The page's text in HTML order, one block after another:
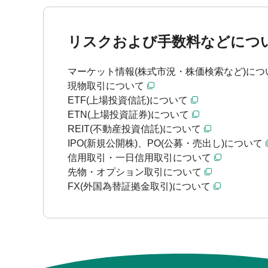
リスクおよび手数料などにつ
マーケット情報(株式市況・株価検索など)につ
現物取引について
ETF(上場投資信託)について
ETN(上場投資証券)について
REIT(不動産投資信託)について
IPO(新規公開株)、PO(公募・売出し)について
信用取引・一日信用取引について
先物・オプション取引について
FX(外国為替証拠金取引)について